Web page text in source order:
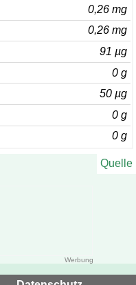
0,26 mg
0,26 mg
91 µg
0 g
50 µg
0 g
0 g
Quelle